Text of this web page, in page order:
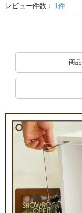
レビュー件数： 1件
商